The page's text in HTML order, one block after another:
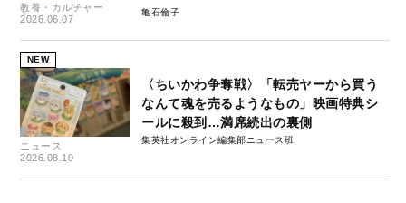
教養・カルチャー
2026.06.07
亀石倫子
NEW
ニュース
2026.08.10
〈ちいかわ争奪戦〉「転売ヤーから買う
なんて魂を売るようなもの」映画特典シ
ールに殺到…満席続出の裏側
集英社オンライン編集部ニュース班